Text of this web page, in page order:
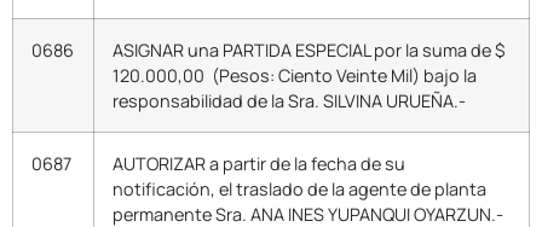
0686
ASIGNAR una PARTIDA ESPECIAL por la suma de $
120.000,00 (Pesos: Ciento Veinte Mil) bajo la
responsabilidad de la Sra. SILVINA URUEÑA.-
0687
AUTORIZAR a partir de la fecha de su
notificación, el traslado de la agente de planta
permanente Sra. ANA INES YUPANQUI OYARZUN.-